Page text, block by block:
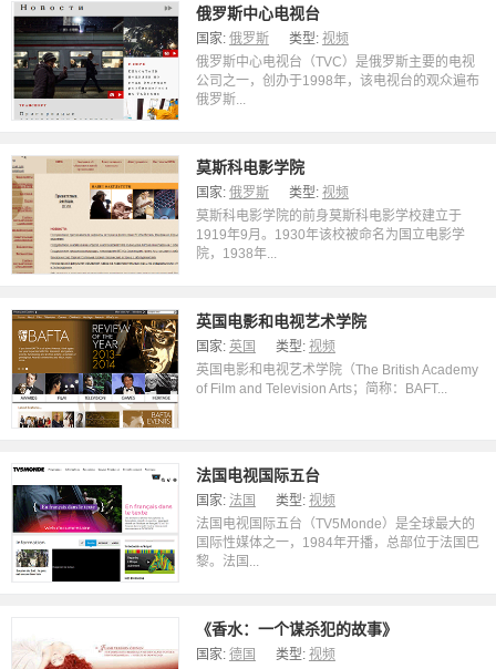
俄罗斯中心电视台
国家: 俄罗斯 类型: 视频
俄罗斯中心电视台（TVC）是俄罗斯主要的电视
公司之一，创办于1998年，该电视台的观众遍布
俄罗斯...
莫斯科电影学院
国家: 俄罗斯 类型: 视频
莫斯科电影学院的前身莫斯科电影学校建立于
1919年9月。1930年该校被命名为国立电影学
院，1938年...
英国电影和电视艺术学院
国家: 英国 类型: 视频
英国电影和电视艺术学院（The British Academy
of Film and Television Arts；简称：BAFT...
法国电视国际五台
国家: 法国 类型: 视频
法国电视国际五台（TV5Monde）是全球最大的
国际性媒体之一，1984年开播，总部位于法国巴
黎。法国...
《香水：一个谋杀犯的故事》
国家: 德国 类型: 视频